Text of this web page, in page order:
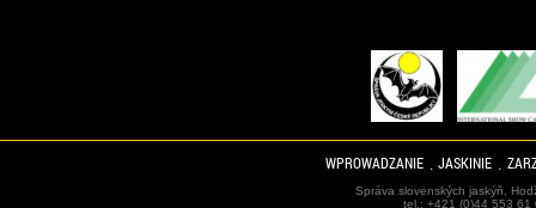
WPROWADZANIE JASKINIE
Správa slovenských jaskýň,
tel.: +421 (0)44 553